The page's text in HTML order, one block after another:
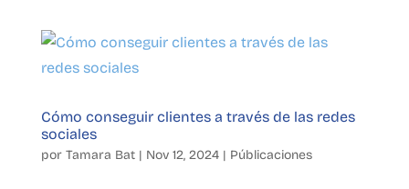
Cómo conseguir clientes a través de las redes
sociales
por Tamara Bat| Nov 12, 2024| Públicaciones